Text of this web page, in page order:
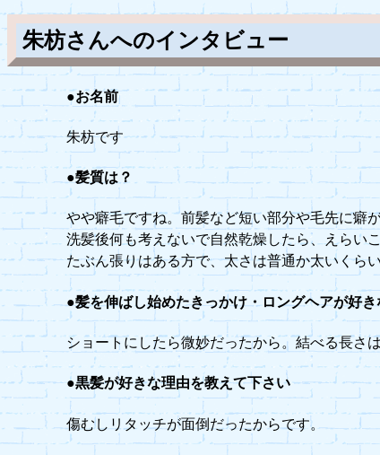
朱枋さんへのインタビュー
●お名前
朱枋です
●髪質は？
やや癖毛ですね。前髪など短い部分や毛先に癖
洗髪後何も考えないで自然乾燥したら、えらい
たぶん張りはある方で、太さは普通か太いくら
●髪を伸ばし始めたきっかけ・ロングヘアが好き
ショートにしたら微妙だったから。結べる長さ
●黒髪が好きな理由を教えて下さい
傷むしリタッチが面倒だったからです。